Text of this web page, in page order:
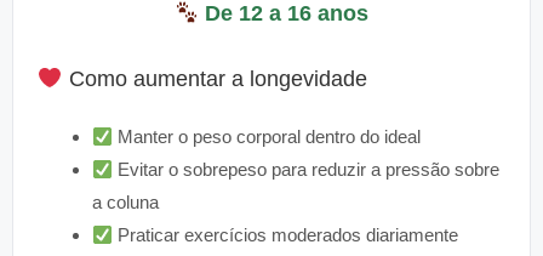
De 12 a 16 anos
Como aumentar a longevidade
Manter o peso corporal dentro do ideal
Evitar o sobrepeso para reduzir a pressão sobre
a coluna
Praticar exercícios moderados diariamente